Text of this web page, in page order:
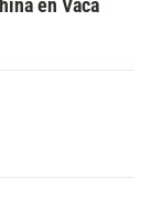
en Vaca